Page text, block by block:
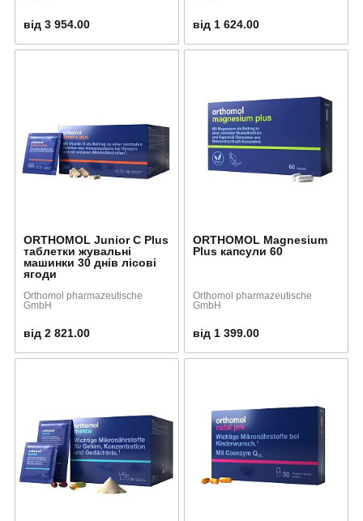
від 3 954.00 від 1 624.00
ORTHOMOL Junior C Plus
таблетки жувальні
машинки 30 днів лісові
ягоди
Orthomol pharmazeutische
GmbH
від 2 821.00
ORTHOMOL Magnesium
Plus капсули 60
Orthomol pharmazeutische
GmbH
від 1 399.00